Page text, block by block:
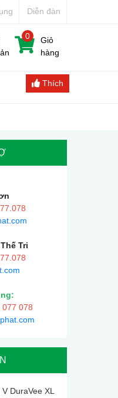
Diễn đàn
0
Giỏ
hàng
Thích
Tri
077 078
DuraVee XL